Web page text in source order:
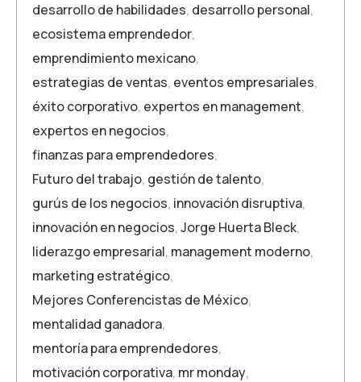
desarrollo de habilidades, desarrollo personal,
ecosistema emprendedor,
emprendimiento mexicano,
estrategias de ventas, eventos empresariales,
éxito corporativo, expertos en management,
expertos en negocios,
finanzas para emprendedores,
Futuro del trabajo, gestión de talento,
gurús de los negocios, innovación disruptiva,
innovación en negocios,Jorge Huerta Bleck,
liderazgo empresarial, management moderno,
marketing estratégico,
Mejores Conferencistas de México,
mentalidad ganadora,
mentoría para emprendedores,
motivación corporativa, mr monday,